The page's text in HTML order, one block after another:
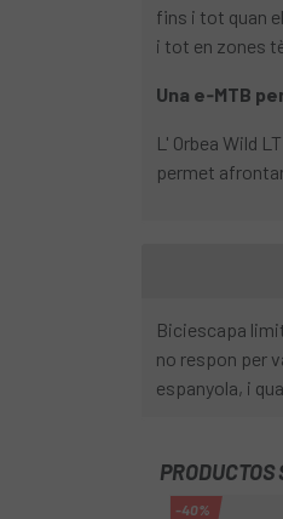
fins i tot quan
i tot en zones
Una e‑MTB
L' Orbea Wild
permet
Biciescapa
no respon per
espanyola, i
-40%